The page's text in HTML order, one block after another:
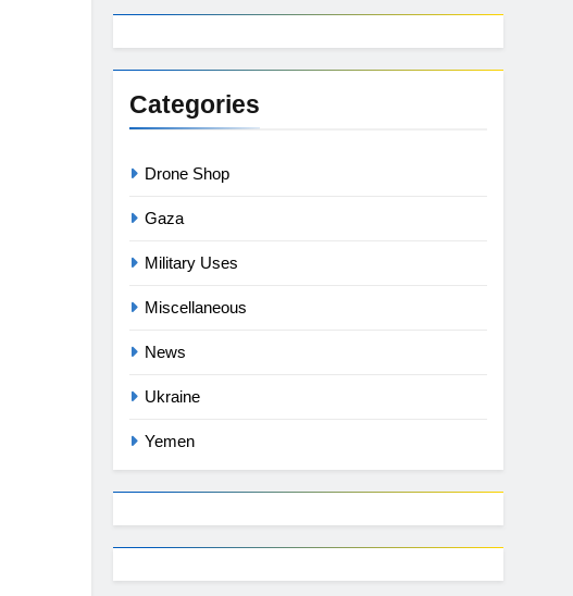
Categories
Drone Shop
Gaza
Military Uses
Miscellaneous
News
Ukraine
Yemen